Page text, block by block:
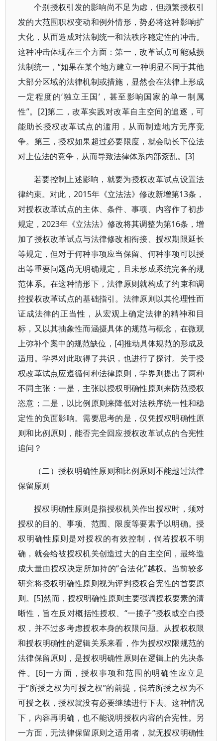
个别授权引发的影响尚不足为虑，但频繁授权引
发的大范围职权变动和例外情形，势必将这种影响扩
大化，从而造成对法制统一和法秩序稳定性的冲击。
这种冲击体现在三个方面：第一，改革试点可能减损
法制统一，“如果在某个地方建立一种明显不同于其他
大部分区域的法律机制或措施，显然会在法律上形成
一定程度的‘独立王国’，甚至影响国家的单一制属
性”。[2]第二，改革实践对改革自主空间的追逐，可
能助长授权改革试点的滥用，从而制造地方无序竞
争。第三，授权如果超过必要限度，就会助长下位法
对上位法的竞争，从而导致法律体系内部紊乱。[3]
若要控制上述影响，就要为授权改革试点设置法
律约束。对此，2015年《立法法》修改新增第13条，
对授权改革试点的主体、条件、事项、内容作了初步
规定，2023年《立法法》修改将其调整为第16条，增
加了授权改革试点与法律修改相衔接、授权期限延长
等规定，但对于何种事项应当保留、何种事项可以授
出等重要问题尚无明确规定，且未形成系统完备的规
范体系。在这种情形下，法律原则就构成了约束和调
控授权改革试点的基础指引。法律原则以其伦理性而
证成法律的正当性，从宏观上确定法律的精神和目
标，又以其抽象性而涵摄具体的规范与概念，在微观
上弥补个案中的规范缺位，[4]推动具体规范的形成及
适用。学界对此取得了共识，也进行了探讨。关于授
权改革试点应遵循何种法律原则，学界则提出了两种
不同主张：一是，主张以授权明确性原则来防范授权
恣意；二是，以比例原则来降低对法秩序统一性和稳
定性的负面影响。需要思考的是，仅凭授权明确性原
则和比例原则，能否完全回应授权改革试点的合宪性
追问？
（二）授权明确性原则和比例原则不能越过法律
保留原则
授权明确性原则是指授权机关作出授权时，须对
授权的目的、事项、范围、限度等要素予以明确。授
权明确性原则是对授权的有效控制，倘若授权不明
确，就会给被授权机关创造过大的自主空间，最终造
成大量由授权决定所加持的“合法化”越权。当前较多
研究将授权明确性原则视为评判授权合宪性的首要原
则。[5]然而，授权明确性原则主要强调授权要素的清
晰性，旨在反对概括性授权、“一揽子”授权或空白授
权，并不过多考虑授权本身的权限问题。从授权权限
和授权明确性的逻辑关系来看，作为授权权限规范的
法律保留原则，是授权明确性原则在逻辑上的先决条
件。[6]一方面，授权事项和范围的明确性应立足
于“所授之权为可授之权”的前提，倘若所授之权为不
可授之权，授权就没有必要继续进行下去。这种情况
下，内容再明确，也不能说明授权内容的合宪性。另
一方面，无法律保留原则之适用者，就无授权明确性